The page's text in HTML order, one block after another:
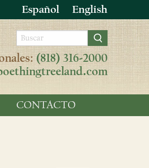
Español English
(818) 316-2000
CONTACTO